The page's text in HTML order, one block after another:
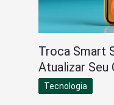
Troca Smart
Atualizar Seu
Tecnologia